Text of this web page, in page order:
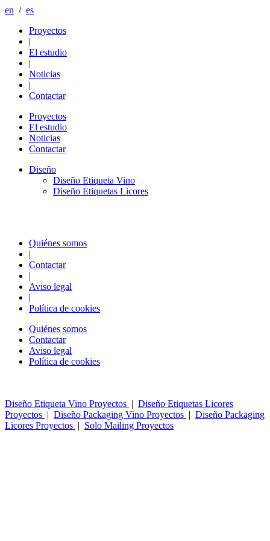
en / es
Proyectos
|
El estudio
|
Noticias
|
Contactar
Proyectos
El estudio
Noticias
Contactar
Diseño
Diseño Etiqueta Vino
Diseño Etiquetas Licores
Quiénes somos
|
Contactar
|
Aviso legal
|
Política de cookies
Quiénes somos
Contactar
Aviso legal
Política de cookies
Diseño Etiqueta Vino Proyectos | Diseño Etiquetas Licores
Proyectos | Diseño Packaging Vino Proyectos | Diseño Packaging
Licores Proyectos | Solo Mailing Proyectos